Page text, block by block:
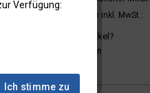
Preise in Klammern inkl. MwSt.:
Fragen zum Artikel?
Faxbestellschein
Menge:
Verfügung:
Ich stimme zu